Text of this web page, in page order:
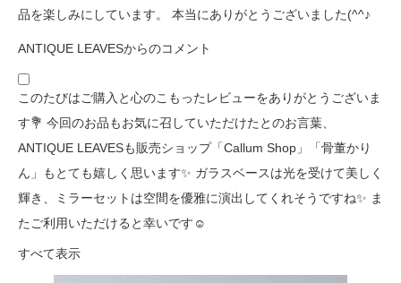
品を楽しみにしています。 本当にありがとうございました(^^♪
ANTIQUE LEAVESからのコメント
このたびはご購入と心のこもったレビューをありがとうございま
す💐 今回のお品もお気に召していただけたとのお言葉、
ANTIQUE LEAVESも販売ショップ「Callum Shop」「骨董かり
ん」もとても嬉しく思います✨ ガラスベースは光を受けて美しく
輝き、ミラーセットは空間を優雅に演出してくれそうですね✨ ま
たご利用いただけると幸いです☺️
すべて表示